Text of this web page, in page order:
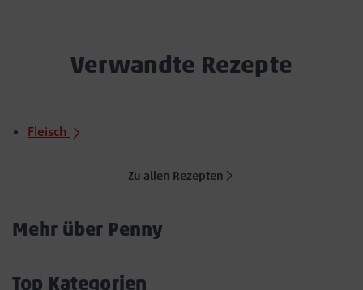
Verwandte Rezepte
Fleisch
Zu allen Rezepten
Mehr über Penny
Top Kategorien